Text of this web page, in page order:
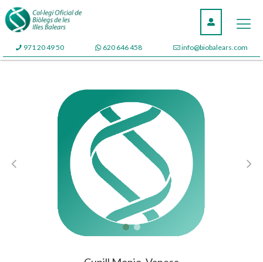
971 20 49 50 620 646 458 info@biobalears.com